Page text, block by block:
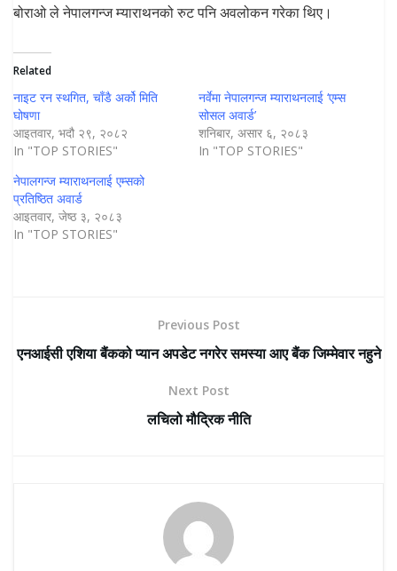
बोराओ ले नेपालगन्ज म्याराथनको रुट पनि अवलोकन गरेका थिए।
Related
नाइट रन स्थगित, चाँडै अर्को मिति
घोषणा
आइतवार, भदौ २९, २०८२
In "TOP STORIES"
नर्वेमा नेपालगन्ज म्याराथनलाई ‘एम्स
सोसल अवार्ड’
शनिबार, असार ६, २०८३
In "TOP STORIES"
नेपालगन्ज म्याराथनलाई एम्सको
प्रतिष्ठित अवार्ड
आइतवार, जेष्ठ ३, २०८३
In "TOP STORIES"
Previous Post
एनआईसी एशिया बैंकको प्यान अपडेट नगरेर समस्या आए बैंक जिम्मेवार नहुने
Next Post
लचिलो मौद्रिक नीति